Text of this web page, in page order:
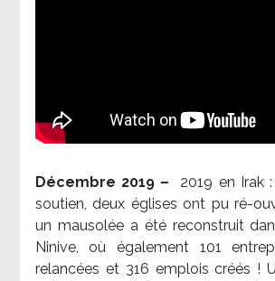
Décembre 2019 – 2019 en Irak
soutien, deux églises ont pu ré-
un mausolée a été reconstruit
Ninive, où également 101
relancées et 316 emplois créés !